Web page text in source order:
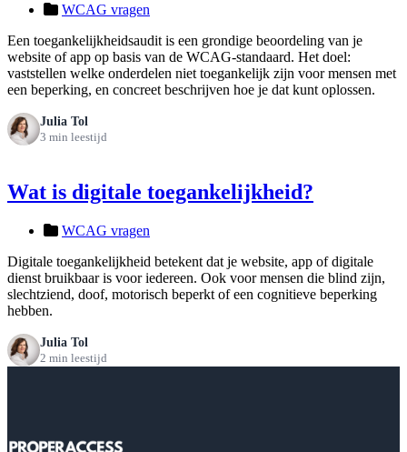
WCAG vragen
Een toegankelijkheidsaudit is een grondige beoordeling van je
website of app op basis van de WCAG-standaard. Het doel:
vaststellen welke onderdelen niet toegankelijk zijn voor mensen met
een beperking, en concreet beschrijven hoe je dat kunt oplossen.
Julia Tol
3 min leestijd
Wat is digitale toegankelijkheid?
WCAG vragen
Digitale toegankelijkheid betekent dat je website, app of digitale
dienst bruikbaar is voor iedereen. Ook voor mensen die blind zijn,
slechtziend, doof, motorisch beperkt of een cognitieve beperking
hebben.
Julia Tol
2 min leestijd